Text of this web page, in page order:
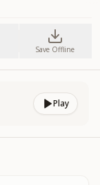
Save Offline
Play